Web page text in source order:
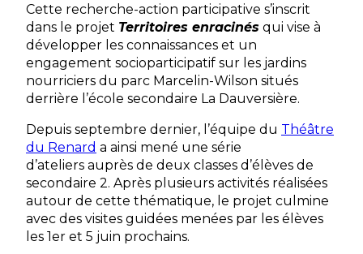
Cette recherche-action participative s’inscrit
dans le projet Territoires enracinés qui vise à
développer les connaissances et un
engagement socioparticipatif sur les jardins
nourriciers du parc Marcelin-Wilson situés
derrière l’école secondaire La Dauversière.
Depuis septembre dernier, l’équipe du Théâtre
du Renard a ainsi mené une série
d’ateliers auprès de deux classes d’élèves de
secondaire 2. Après plusieurs activités réalisées
autour de cette thématique, le projet culmine
avec des visites guidées menées par les élèves
les 1er et 5 juin prochains.